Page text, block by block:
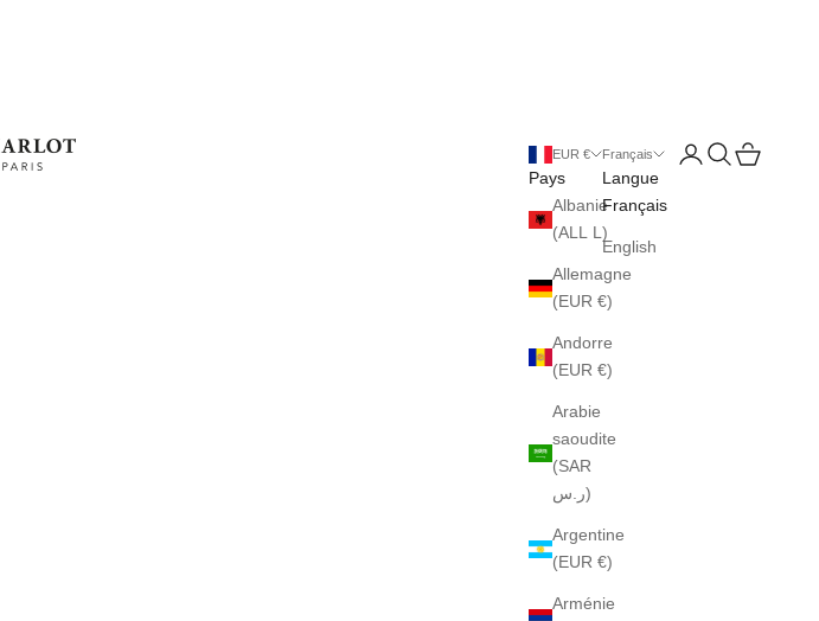
· Paris EUR €
Pays
Albanie
(ALL L)
Allemagne
(EUR €)
Andorre
(EUR €)
Arabie
saoudite
(SAR
ر.س)
Argentine
(EUR €)
Arménie
Français
Langue
Français
English
Ouvrir le compte
Ouvrir la
Voir le